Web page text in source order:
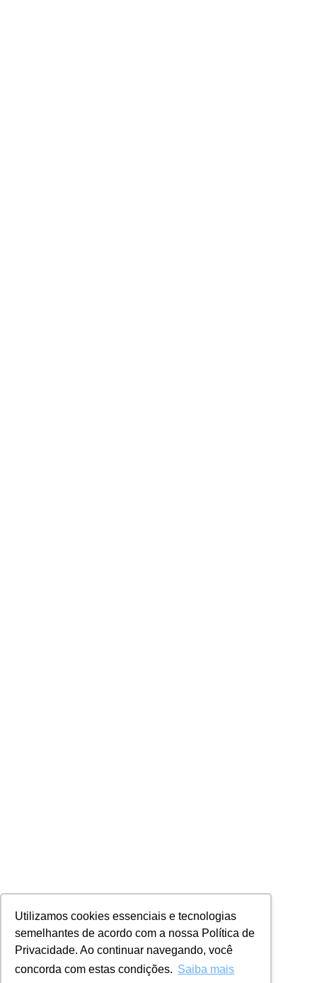
Utilizamos cookies essenciais e tecnologias
semelhantes de acordo com a nossa Política de
Privacidade. Ao continuar navegando, você
concorda com estas condições. Saiba mais